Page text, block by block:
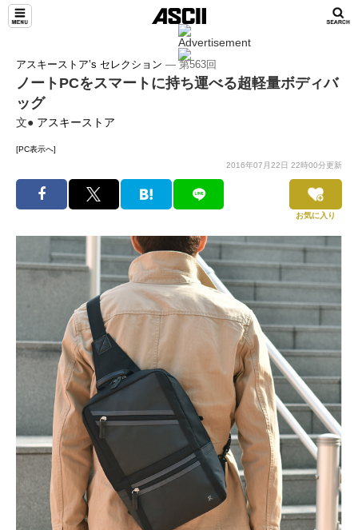
アスキーストア’s セレクション ― 第563回
ノートPCをスマートに持ち運べる超軽量ボディバ
ッグ
文● アスキーストア
[PC表示へ]
2016年07月22日 22時00分更新
お気に入り